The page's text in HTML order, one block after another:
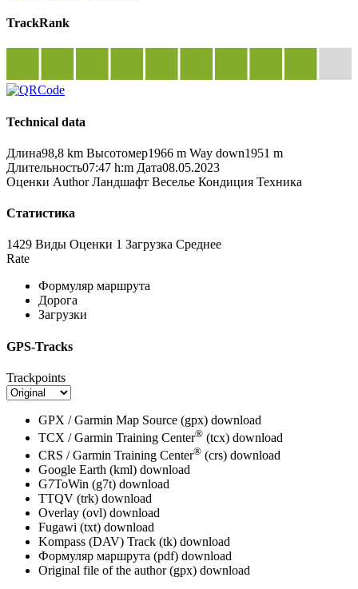
TrackRank
Technical data
Длина98,8 km Высотомер1966 m Way down1951 m
Длительность07:47 h:m Дата08.05.2023
Оценки Author Ландшафт Веселье Кондиция Техника
Статистика
1429 Виды Оценки 1 Загрузка Среднее
Rate
Формуляр маршрута
Дорога
Загрузки
GPS-Tracks
Trackpoints
GPX / Garmin Map Source (gpx) download
TCX / Garmin Training Center® (tcx) download
CRS / Garmin Training Center® (crs) download
Google Earth (kml) download
G7ToWin (g7t) download
TTQV (trk) download
Overlay (ovl) download
Fugawi (txt) download
Kompass (DAV) Track (tk) download
Формуляр маршрута (pdf) download
Original file of the author (gpx) download